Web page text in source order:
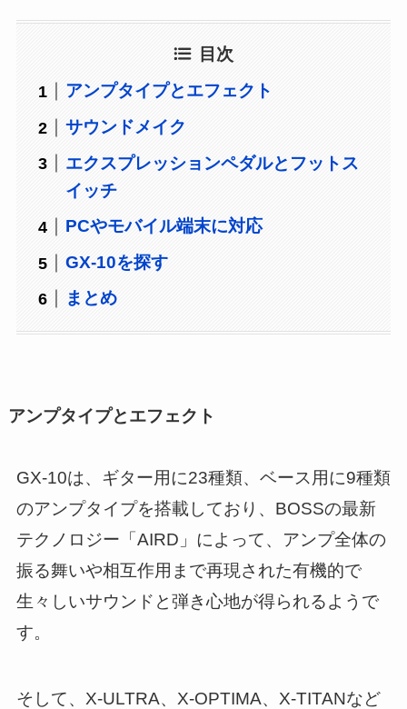
目次
アンプタイプとエフェクト
サウンドメイク
エクスプレッションペダルとフットス
イッチ
PCやモバイル端末に対応
GX-10を探す
まとめ
アンプタイプとエフェクト
GX-10は、ギター用に23種類、ベース用に9種類
のアンプタイプを搭載しており、BOSSの最新
テクノロジー「AIRD」によって、アンプ全体の
振る舞いや相互作用まで再現された有機的で
生々しいサウンドと弾き心地が得られるようで
す。
そして、X-ULTRA、X-OPTIMA、X-TITANなど